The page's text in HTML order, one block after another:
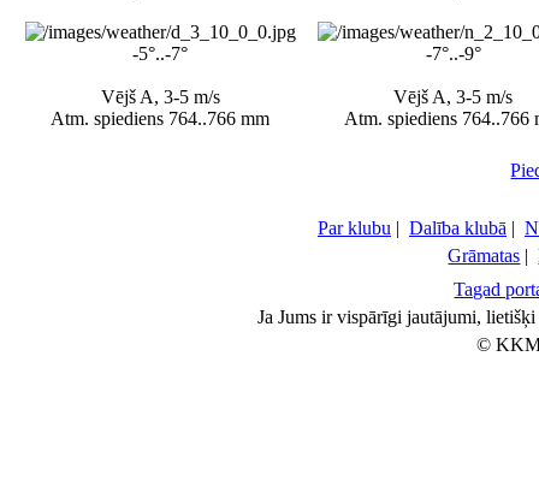
-5°..-7°
Vējš A, 3-5 m/s
Atm. spiediens 764..766 mm
-7°..-9°
Vējš A, 3-5 m/s
Atm. spiediens 764..766
Par klubu | Dalība klubā |
Grāmatas |
Tagad
Ja Jums ir vispārīgi jautājumi,
©